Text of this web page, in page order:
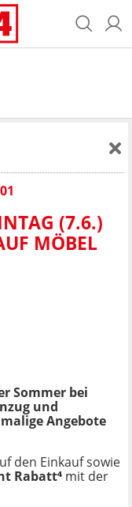
(7.6.)
MÖBEL
Sommer bei
und
Angebote
den Einkauf sowie
Rabatt⁴ mit der